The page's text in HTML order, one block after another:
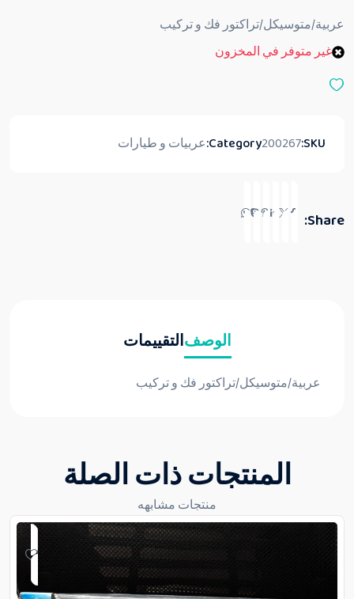
ي
م
ن
عربية/متوسيكل/تراكتور فك و تركيب
غير متوفر في المخزون
SKU:
200267
Category: عربيات و طيارات
Share:
الوصفالتقييمات
عربية/متوسيكل/تراكتور فك و تركيب
المنتجات ذات الصلة
منتجات مشابهه